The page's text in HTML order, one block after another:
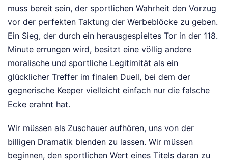
muss bereit sein, der sportlichen Wahrheit den Vorzug
vor der perfekten Taktung der Werbeblöcke zu geben.
Ein Sieg, der durch ein herausgespieltes Tor in der 118.
Minute errungen wird, besitzt eine völlig andere
moralische und sportliche Legitimität als ein
glücklicher Treffer im finalen Duell, bei dem der
gegnerische Keeper vielleicht einfach nur die falsche
Ecke erahnt hat.
Wir müssen als Zuschauer aufhören, uns von der
billigen Dramatik blenden zu lassen. Wir müssen
beginnen, den sportlichen Wert eines Titels daran zu